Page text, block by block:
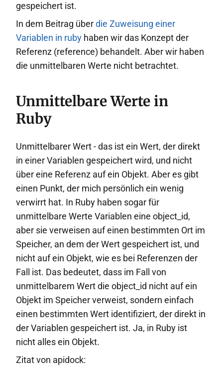
gespeichert ist.
In dem Beitrag überdie Zuweisung einer
Variablen in ruby haben wir das Konzept der
Referenz (reference) behandelt. Aber wir haben
die unmittelbaren Werte nicht betrachtet.
Unmittelbare Werte in
Ruby
Unmittelbarer Wert - das ist ein Wert, der direkt
in einer Variablen gespeichert wird, und nicht
über eine Referenz auf ein Objekt. Aber es gibt
einen Punkt, der mich persönlich ein wenig
verwirrt hat. In Ruby haben sogar für
unmittelbare Werte Variablen eine object_id,
aber sie verweisen auf einen bestimmten Ort im
Speicher, an dem der Wert gespeichert ist, und
nicht auf ein Objekt, wie es bei Referenzen der
Fall ist. Das bedeutet, dass im Fall von
unmittelbarem Wert die object_id nicht auf ein
Objekt im Speicher verweist, sondern einfach
einen bestimmten Wert identifiziert, der direkt in
der Variablen gespeichert ist. Ja, in Ruby ist
nicht alles ein Objekt.
Zitat von apidock: